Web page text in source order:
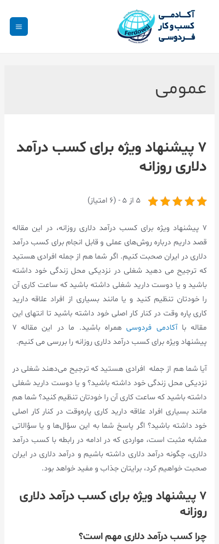
عمومی
۷ پیشنهاد ویژه برای کسب درآمد
دلاری روزانه
5 از 5 - (6 امتیاز)
7 پیشنهاد ویژه برای کسب درآمد دلاری روزانه، در این مقاله
قصد داریم درباره روش‌های عملی و قابل انجام برای کسب درآمد
دلاری در ایران صحبت کنیم. اگر شما هم از جمله افرادی هستید
که ترجیح می دهید شغلی در نزدیکی محل زندگی خود داشته
باشید و یا دوست دارید شغلی داشته باشید که ساعت کاری آن
را خودتان تنظیم کنید و یا مانند بسیاری از افراد علاقه دارید
کاری پاره وقت در کنار کار اصلی خود داشته باشید تا انتهای این
مقاله باآکادمی فردوسی
همراه باشید. ما در این مقاله ۷
پیشنهاد ویژه برای کسب درآمد دلاری روزانه را بررسی می کنیم.
آیا شما هم از جمله افرادی هستید که ترجیح می‌دهند شغلی در
نزدیکی محل زندگی خود داشته باشید؟ و یا دوست دارید شغلی
داشته باشید که ساعت کاری آن را خودتان تنظیم کنید؟ شما هم
مانند بسیاری افراد علاقه دارید کاری پاره‌وقت در کنار کار اصلی
خود داشته باشید؟ اگر پاسخ شما به این سؤال‌ها و یا سؤالاتی
مشابه مثبت است، مواردی که در ادامه در رابطه با کسب درآمد
دلاری، چگونه درآمد دلاری داشته باشیم و درآمد دلاری در ایران
صحبت خواهیم کرد، برایتان جذاب و مفید خواهد بود.
۷ پیشنهاد ویژه برای کسب درآمد دلاری
روزانه
چرا کسب درآمد دلاری مهم است؟